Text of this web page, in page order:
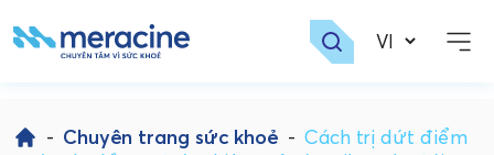
to
- Chuyên trang sức khoẻ - Cách trị dứt điểm